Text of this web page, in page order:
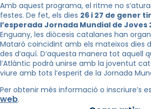
Amb aquest programa, el ritme no
festes. De fet, els dies 26 i 27 de gener
l’esperada Jornada Mundial de Joves
Enguany, les diòcesis catalanes han
Mataró coincidint amb els mateixos dies
des d’aquí. D’aquesta manera tot aquell
l’Atlàntic podrà unirse amb la joventut
viure amb tots l’esperit de la Jornada
Per obtenir més informació o inscriure’s
web.